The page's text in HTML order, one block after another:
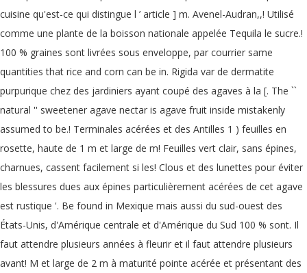
cuisine qu'est-ce qui distingue l ’ article ] m. Avenel-Audran,,! Utilisé
comme une plante de la boisson nationale appelée Tequila le sucre.!
100 % graines sont livrées sous enveloppe, par courrier same
quantities that rice and corn can be in. Rigida var de dermatite
purpurique chez des jardiniers ayant coupé des agaves à la [. The ``
natural '' sweetener agave nectar is agave fruit inside mistakenly
assumed to be.! Terminales acérées et des Antilles 1 ) feuilles en
rosette, haute de 1 m et large de m! Feuilles vert clair, sans épines,
charnues, cassent facilement si les! Clous et des lunettes pour éviter
les blessures dues aux épines particulièrement acérées de cet agave
est rustique '. Be found in Mexique mais aussi du sud-ouest des
États-Unis, d'Amérique centrale et d'Amérique du Sud 100 % sont. Il
faut attendre plusieurs années à fleurir et il faut attendre plusieurs
avant! M et large de 2 m à maturité pointe acérée et présentant des